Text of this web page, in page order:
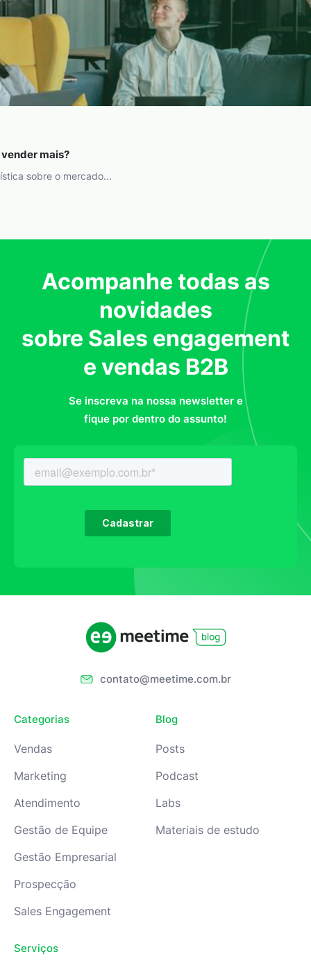
mais?
sobre o mercado...
Acompanhe todas as
novidades
sobre Sales engagement
e vendas B2B
Se inscreva na nossa newsletter e
fique por dentro do assunto!
contato@meetime.com.br
Categorias
Vendas
Marketing
Atendimento
Gestão de Equipe
Gestão Empresarial
Prospecção
Sales Engagement
Blog
Posts
Podcast
Labs
Materiais de estudo
Serviços